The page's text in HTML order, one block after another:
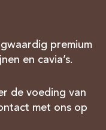
premium
en cavia’s.
de voeding van
met ons op